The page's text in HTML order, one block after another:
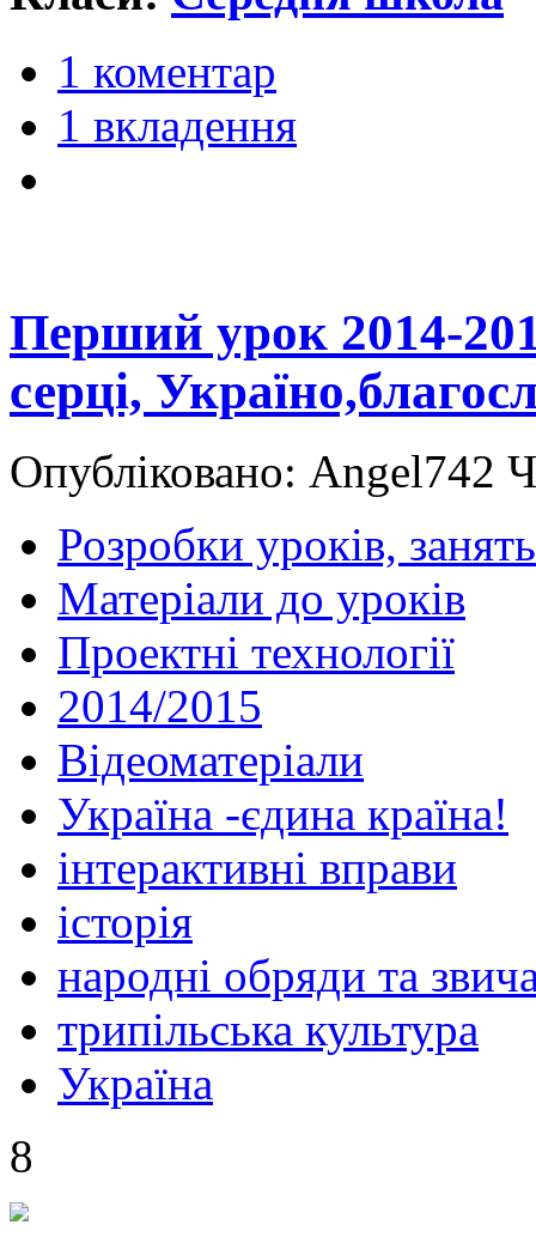
1 коментар
1 вкладення
Перший урок 2014-
серці,
Опубліковано: Angel742
Розробки уроків, занять
Матеріали до уроків
Проектні технології
2014/2015
Відеоматеріали
Україна -єдина країна!
інтерактивні вправи
історія
народні обряди та
трипільська культура
Україна
8